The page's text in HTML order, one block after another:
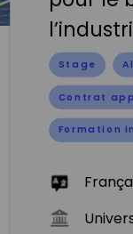
Stage
Contrat
Formation